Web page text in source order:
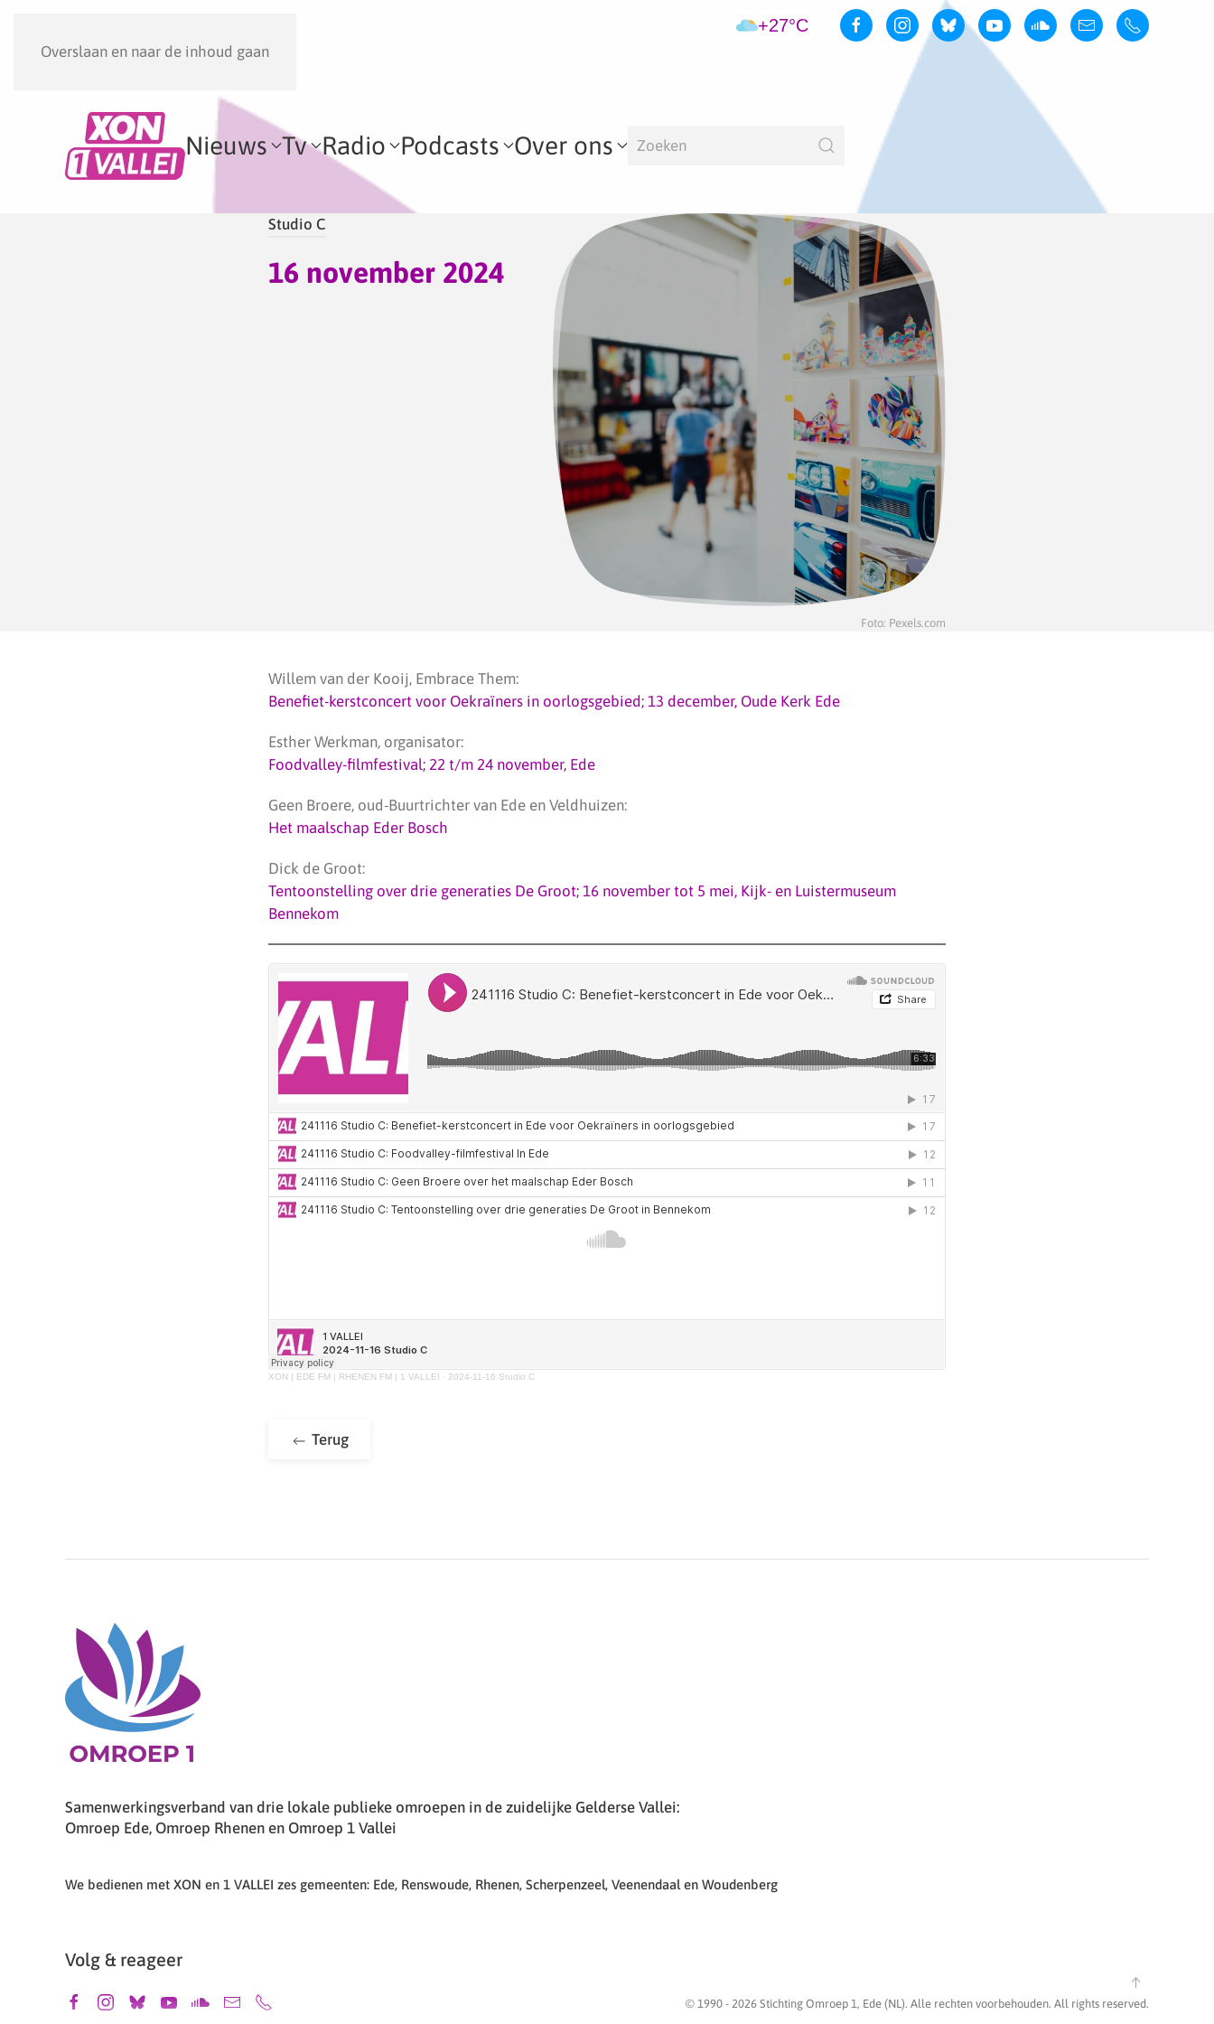
Overslaan en naar de inhoud gaan
+27°C
Nieuws Tv Radio Podcasts Over ons
Studio C
16 november 2024
Foto: Pexels.com
Willem van der Kooij, Embrace Them:
Benefiet-kerstconcert voor Oekraïners in oorlogsgebied; 13 december, Oude Kerk Ede
⁠⁠Esther Werkman, organisator:
Foodvalley-filmfestival; 22 t/m 24 november, Ede
⁠⁠Geen Broere, oud-Buurtrichter van Ede en Veldhuizen:
Het maalschap Eder Bosch
Dick de Groot:
Tentoonstelling over drie generaties De Groot; 16 november tot 5 mei, Kijk- en Luistermuseum
Bennekom
XON | EDE FM | RHENEN FM | 1 VALLEI · 2024-11-16 Studio C
Terug
Samenwerkingsverband van drie lokale publieke omroepen in de zuidelijke Gelderse Vallei:
Omroep Ede, Omroep Rhenen en Omroep 1 Vallei
We bedienen met XON en 1 VALLEI zes gemeenten: Ede, Renswoude, Rhenen, Scherpenzeel, Veenendaal en Woudenberg
Volg & reageer
© 1990 - 2026 Stichting Omroep 1, Ede (NL). Alle rechten voorbehouden. All rights reserved.